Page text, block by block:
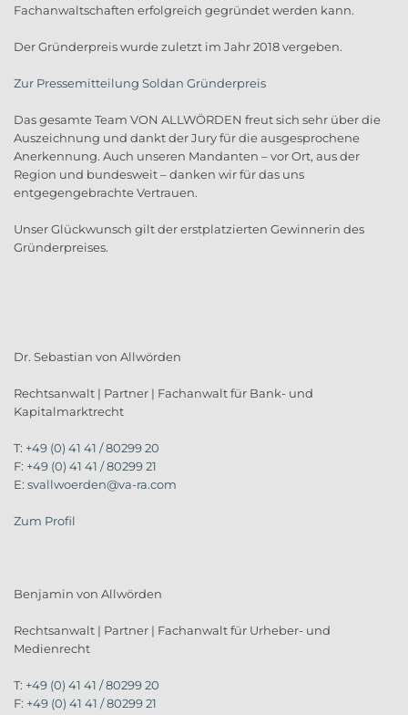
Fachanwaltschaften erfolgreich gegründet werden kann.
Der Gründerpreis wurde zuletzt im Jahr 2018 vergeben.
Zur Pressemitteilung Soldan Gründerpreis
Das gesamte Team VON ALLWÖRDEN freut sich sehr über die
Auszeichnung und dankt der Jury für die ausgesprochene
Anerkennung. Auch unseren Mandanten – vor Ort, aus der
Region und bundesweit – danken wir für das uns
entgegengebrachte Vertrauen.
Unser Glückwunsch gilt der erstplatzierten Gewinnerin des
Gründerpreises.
Dr. Sebastian von Allwörden
Rechtsanwalt | Partner | Fachanwalt für Bank- und
Kapitalmarktrecht
T: +49 (0) 41 41 / 80299 20
F: +49 (0) 41 41 / 80299 21
E: svallwoerden@va-ra.com
Zum Profil
Benjamin von Allwörden
Rechtsanwalt | Partner | Fachanwalt für Urheber- und
Medienrecht
T: +49 (0) 41 41 / 80299 20
F: +49 (0) 41 41 / 80299 21